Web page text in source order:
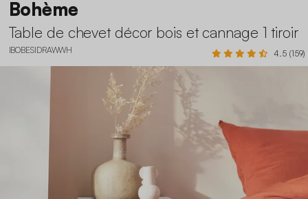
Bohème
Table de chevet décor bois et cannage 1 tiroir
IBOBESIDRAWWH 4.5 (159)